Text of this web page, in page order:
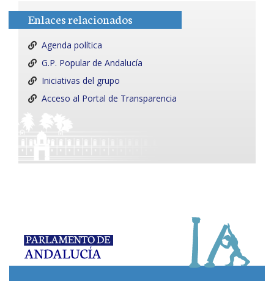
Enlaces relacionados
Agenda política
G.P. Popular de Andalucía
Iniciativas del grupo
Acceso al Portal de Transparencia